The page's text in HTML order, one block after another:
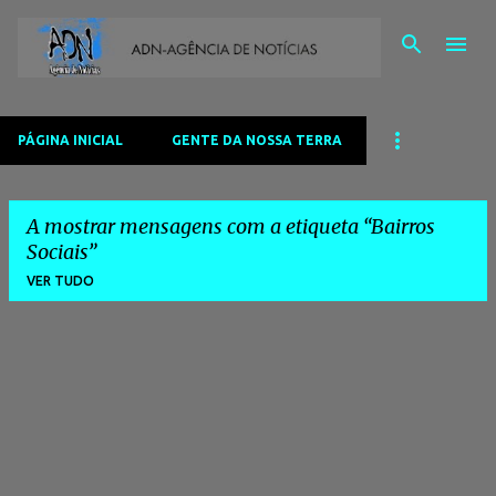
PÁGINA INICIAL GENTE DA NOSSA TERRA
A mostrar mensagens com a etiqueta Bairros
Sociais
VER TUDO